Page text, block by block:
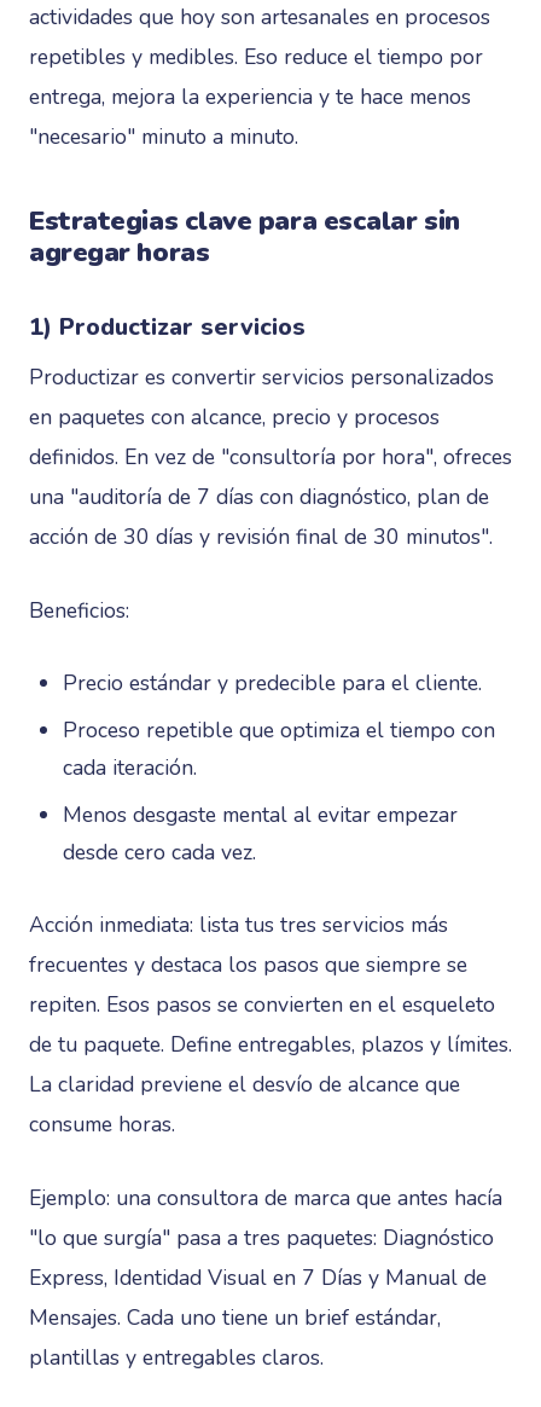
actividades que hoy son artesanales en procesos
repetibles y medibles. Eso reduce el tiempo por
entrega, mejora la experiencia y te hace menos
"necesario" minuto a minuto.
Estrategias clave para escalar sin
agregar horas
1) Productizar servicios
Productizar es convertir servicios personalizados
en paquetes con alcance, precio y procesos
definidos. En vez de "consultoría por hora", ofreces
una "auditoría de 7 días con diagnóstico, plan de
acción de 30 días y revisión final de 30 minutos".
Beneficios:
Precio estándar y predecible para el cliente.
Proceso repetible que optimiza el tiempo con
cada iteración.
Menos desgaste mental al evitar empezar
desde cero cada vez.
Acción inmediata: lista tus tres servicios más
frecuentes y destaca los pasos que siempre se
repiten. Esos pasos se convierten en el esqueleto
de tu paquete. Define entregables, plazos y límites.
La claridad previene el desvío de alcance que
consume horas.
Ejemplo: una consultora de marca que antes hacía
"lo que surgía" pasa a tres paquetes: Diagnóstico
Express, Identidad Visual en 7 Días y Manual de
Mensajes. Cada uno tiene un brief estándar,
plantillas y entregables claros.